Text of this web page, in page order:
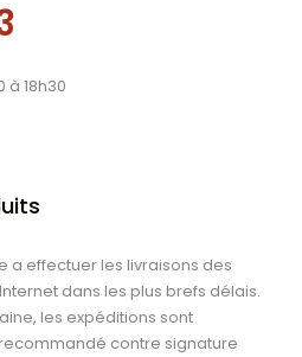
à 18h30
a effectuer les livraisons des
dans les plus brefs délais.
les expéditions sont
contre signature